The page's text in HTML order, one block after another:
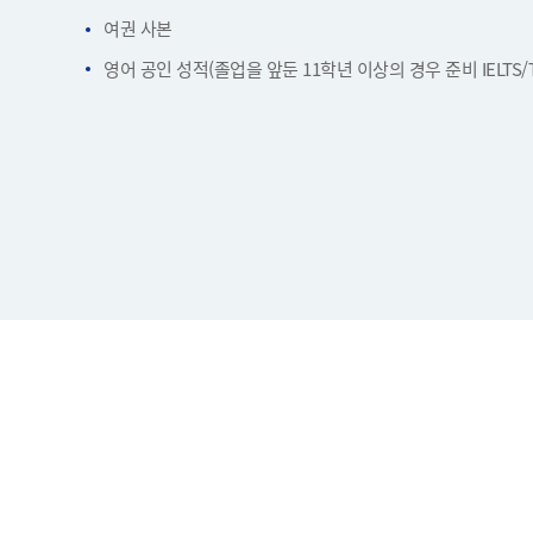
여권 사본
영어 공인 성적(졸업을 앞둔 11학년 이상의 경우 준비